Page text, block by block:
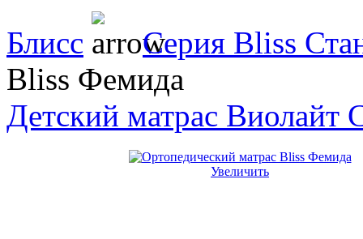
Блисс
Серия Bliss
Bliss Фемида
Детский матрас Виолайт
Увеличить